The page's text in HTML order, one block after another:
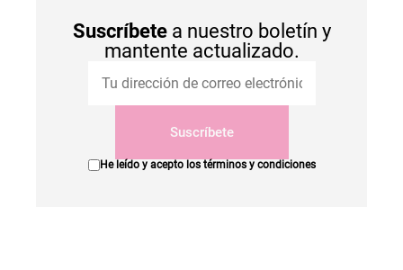
Suscríbetea nuestro boletín y
mantente actualizado.
Suscríbete
He leído y acepto los términos y condiciones